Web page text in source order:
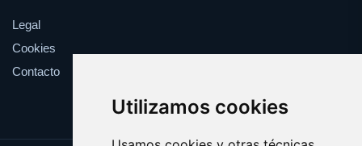
Utilizamos cookies
Legal
Cookies
Contacto